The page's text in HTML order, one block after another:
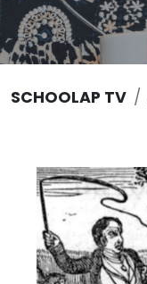
SCHOOLAP TV